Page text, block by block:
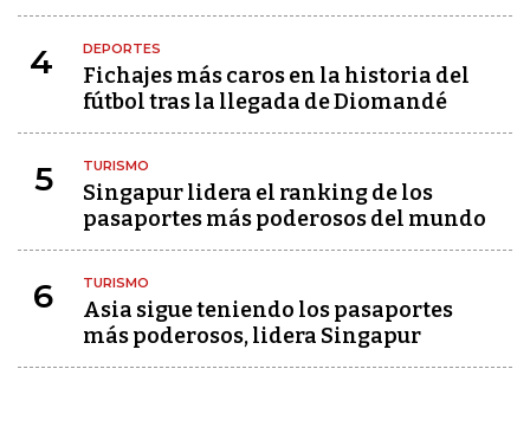
4 DEPORTES
Fichajes más caros en la historia del
fútbol tras la llegada de Diomandé
5 TURISMO
Singapur lidera el ranking de los
pasaportes más poderosos del mundo
6 TURISMO
Asia sigue teniendo los pasaportes
más poderosos, lidera Singapur